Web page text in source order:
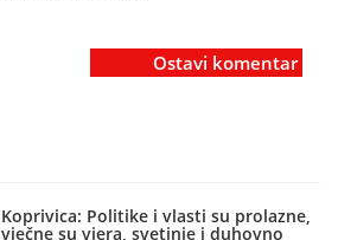
Ostavi komentar
Koprivica: Politike i vlasti su prolazne,
vječne su vjera, svetinje i duhovno